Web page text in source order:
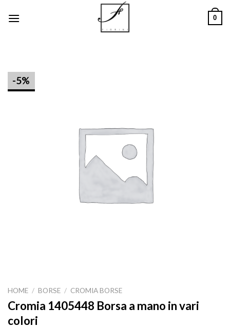
0
-5%
HOME / BORSE / CROMIA BORSE
Cromia 1405448 Borsa a mano in vari
colori